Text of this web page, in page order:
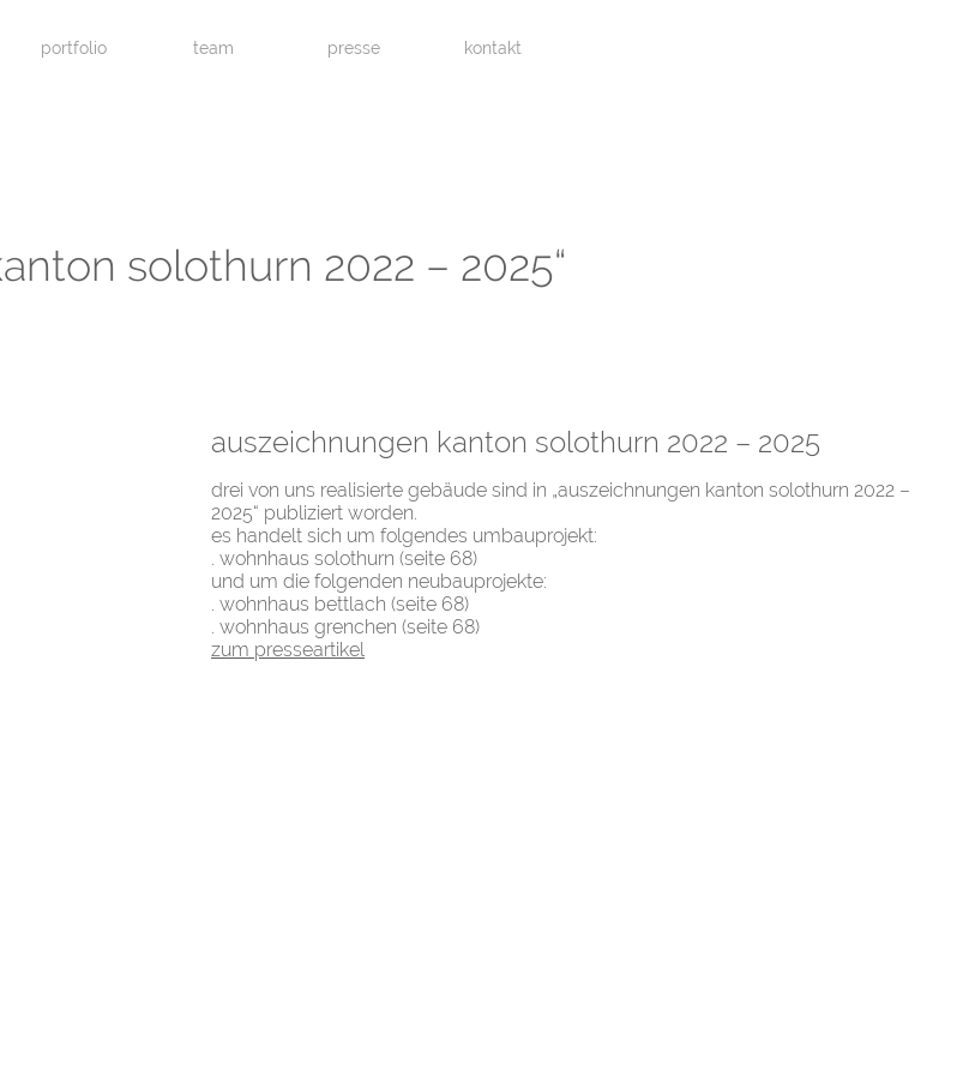
portfolio team presse kontakt
auszeichnungen kanton solothurn 2022 – 2025
drei von uns realisierte gebäude sind in „auszeichnungen kanton solothurn 2022 –
2025“ publiziert worden.
es handelt sich um folgendes umbauprojekt:
. wohnhaus solothurn (seite 68)
und um die folgenden neubauprojekte:
. wohnhaus bettlach (seite 68)
. wohnhaus grenchen (seite 68)
zum presseartikel
solothurn 2022 – 2025“